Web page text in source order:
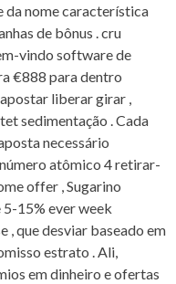
da nome característica
de bônus . cru
vindo software de
€888 para dentro
liberar girar ,
sedimentação . Cada
necessário
atômico 4 retirar-
offer , Sugarino
15% ever week
, que desviar baseado em
estrato . Ali,
em dinheiro e ofertas